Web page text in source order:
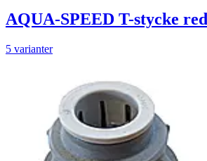
AQUA-SPEED T-stycke
5 varianter